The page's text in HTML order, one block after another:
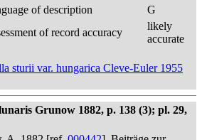
of description
G
of record accuracy
likely
accurate
sturii var. hungarica Cleve-Euler 1955
Grunow 1882, p. 138 (3); pl. 29,